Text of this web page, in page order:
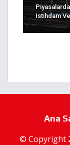
Istihdam
Ana
© Copyright